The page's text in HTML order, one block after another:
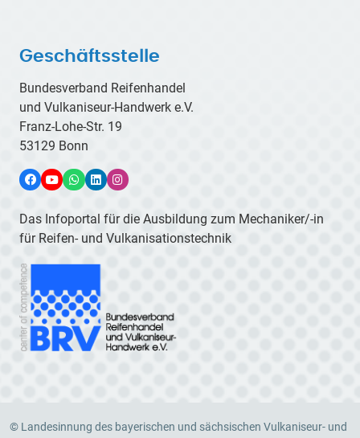
Geschäftsstelle
Bundesverband Reifenhandel
und Vulkaniseur-Handwerk e.V.
Franz-Lohe-Str. 19
53129 Bonn
FacebookYouTubeWhatsAppLinkedInInstagram
Das Infoportal für die Ausbildung zum Mechaniker/-in
für Reifen- und Vulkanisationstechnik
© Landesinnung des bayerischen und sächsischen Vulkaniseur- und